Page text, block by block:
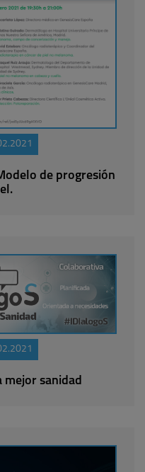
de progresión
mejor sanidad